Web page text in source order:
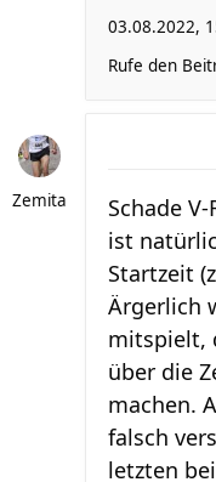
03.08.2022,
Rufe den
Zemita
Schade V-
ist
Startzeit
Ärgerlich
mitspielt,
über die
machen.
falsch
letzten